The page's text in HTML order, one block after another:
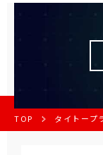
TOP タイトープ